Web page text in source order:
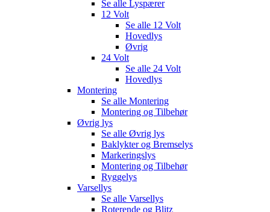
Se alle Lyspærer
12 Volt
Se alle 12 Volt
Hovedlys
Øvrig
24 Volt
Se alle 24 Volt
Hovedlys
Montering
Se alle Montering
Montering og Tilbehør
Øvrig lys
Se alle Øvrig lys
Baklykter og Bremselys
Markeringslys
Montering og Tilbehør
Ryggelys
Varsellys
Se alle Varsellys
Roterende og Blitz